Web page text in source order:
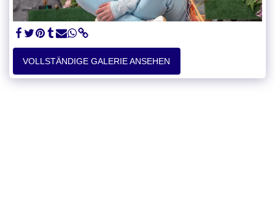
VOLLSTÄNDIGE GALERIE ANSEHEN